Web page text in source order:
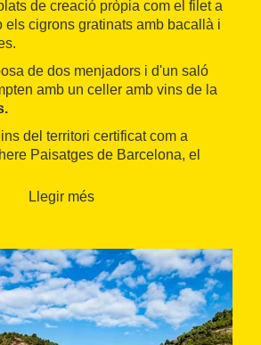
de creació pròpia com el filet a
els cigrons gratinats amb bacallà i
de dos menjadors i d'un saló
amb un celler amb vins de la
del territori certificat com a
Paisatges de Barcelona, el
social i econòmica.
Llegir més